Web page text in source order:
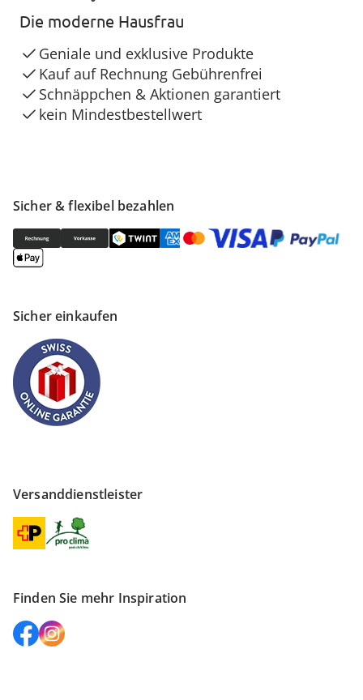
Sicher & flexibel bezahlen
Sicher einkaufen
Versanddienstleister
Finden Sie mehr Inspiration
Die moderne Hausfrau
Geniale und exklusive Produkte
Kauf auf Rechnung Gebührenfrei
Schnäppchen & Aktionen garantiert
kein Mindestbestellwert